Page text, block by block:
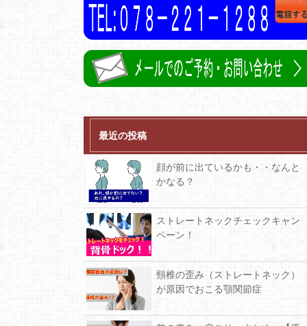
最近の投稿
顔が前に出ているかも・・なんと
かなる？
ストレートネックチェックキャン
ペーン！
頸椎の歪み（ストレートネック）
が原因でおこる顎関節症